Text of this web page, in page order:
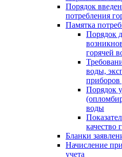
Порядок
потребления
Памятка
Порядок
горячей
воды,
приборов
Порядок
воды
качество
Бланки
Начисление
учета